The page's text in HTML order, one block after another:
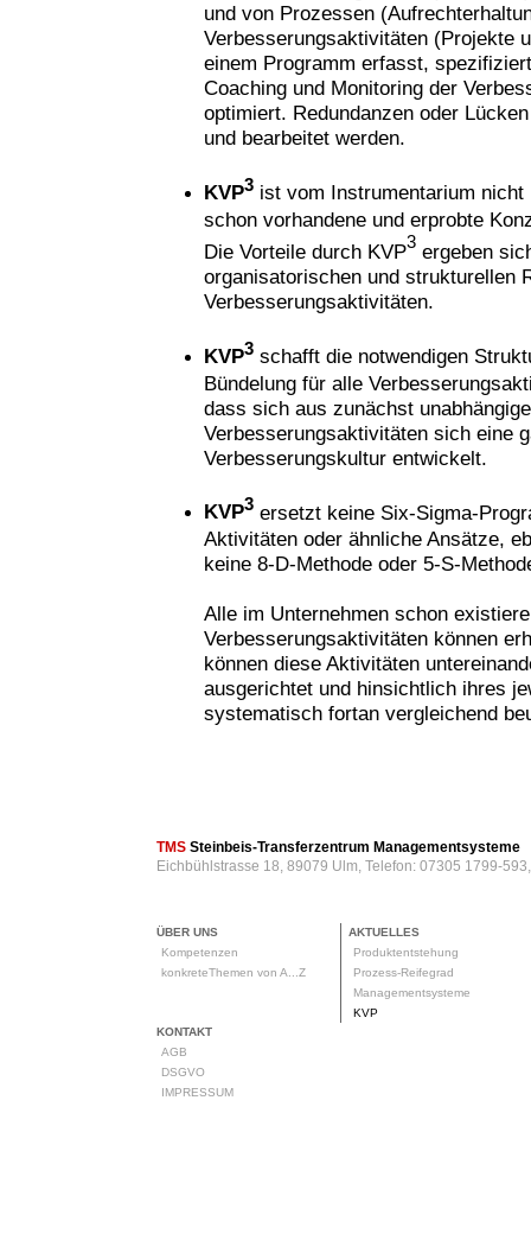
und von Prozessen
Verbesserungsaktivitäten (Projekte
einem Programm erfasst,
Coaching und Monitoring der
optimiert. Redundanzen oder
und bearbeitet werden.
KVP3 ist vom Instrumentarium
schon vorhandene und erprobte
Die Vorteile durch KVP3 ergeben
organisatorischen und strukturellen
Verbesserungsaktivitäten.
KVP3 schafft die notwendigen
Bündelung für alle
dass sich aus zunächst
Verbesserungsaktivitäten sich eine
Verbesserungskultur entwickelt.
KVP3 ersetzt keine Six-Sigma-
Aktivitäten oder ähnliche Ansätze,
keine 8-D-Methode oder 5-S-
Alle im Unternehmen schon
Verbesserungsaktivitäten können
können diese Aktivitäten
ausgerichtet und hinsichtlich ihres
systematisch fortan vergleichend
TMS Steinbeis-Transferzentrum Managementsysteme
Eichbühlstrasse 18, 89079 Ulm, Telefon: 07305 1799-
ÜBER UNS
Kompetenzen
konkreteThemen von A...Z
AKTUELLES
Produktentstehung
Prozess-Reifegrad
Managementsysteme
KVP
KONTAKT
AGB
DSGVO
IMPRESSUM